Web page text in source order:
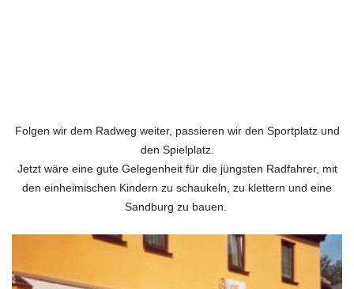
Folgen wir dem Radweg weiter, passieren wir den Sportplatz und
den Spielplatz.
Jetzt wäre eine gute Gelegenheit für die jüngsten Radfahrer, mit
den einheimischen Kindern zu schaukeln, zu klettern und eine
Sandburg zu bauen.